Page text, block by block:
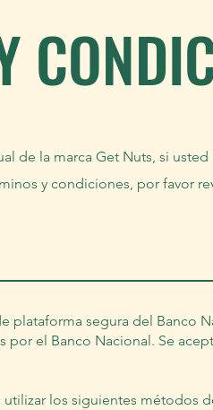
de la marca Get Nuts, si
y condiciones, por favor
plataforma segura del Banco
el Banco Nacional. Se
los siguientes métodos